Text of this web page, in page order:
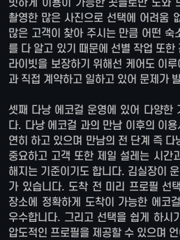
촬영한 많은 사진으로 선택에 어려움
많은 고객이 찾아 주시는 만큼 어떤 숙
를 다 알고 있기 때문에 선별 작업 또
라이빗을 보장하기 위해선 케어도 이
과 직접 계약하고 일하고 있어 문제가
셋째 다낭 에코걸 운영에 있어 다양한
다. 다낭 에코걸 과의 만남 이후의 이
연히 하고 있으며 만남의 전 단계 즉
중요하고 고객 또한 제일 설레는 시간
해지는 기준이기도 합니다. 김실장이
가 있습니다. 도착 전 미리 프로필 선
장소에 정확하게 도착이 가능한 에코
우수합니다. 그리고 선택을 쉽게 하시
압도적인 프로필을 제공할 수 있으며